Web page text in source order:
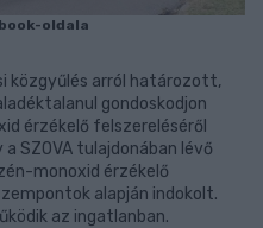
oldala
közgyűlés arról határozott,
gondoskodjon
érzékelő felszereléséről
SZOVA tulajdonában lévő
monoxid érzékelő
alapján indokolt.
az ingatlanban.